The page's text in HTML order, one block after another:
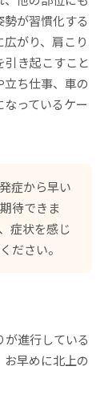
が習慣化する
がり、肩こり
き起こすこと
ち仕事、車の
っているケー
症から早い
待できま
症状を感じ
ださい。
進行している
早めに北上の